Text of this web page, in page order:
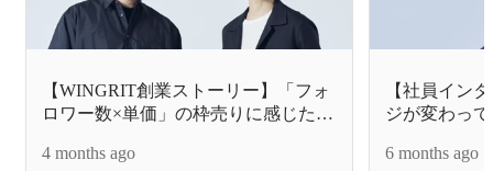
【WINGRIT創業ストーリー】「フォ
ロワー数×単価」の枠売りに感じた違
ョンの一室から「UGC DRIVEN.」な
4 months ago
【社員イン
ジが変わっ
れる場所
6 months ago